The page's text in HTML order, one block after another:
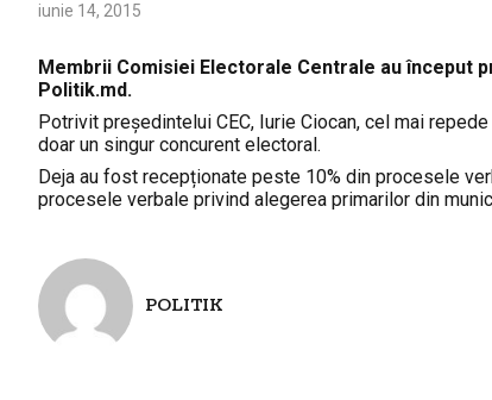
iunie 14, 2015
Membrii Comisiei Electorale Centrale au început
Politik.md.
Potrivit președintelui CEC, Iurie Ciocan, cel mai
doar un singur concurent electoral.
Deja au fost recepționate peste 10% din procesele
procesele verbale privind alegerea primarilor din
POLITIK